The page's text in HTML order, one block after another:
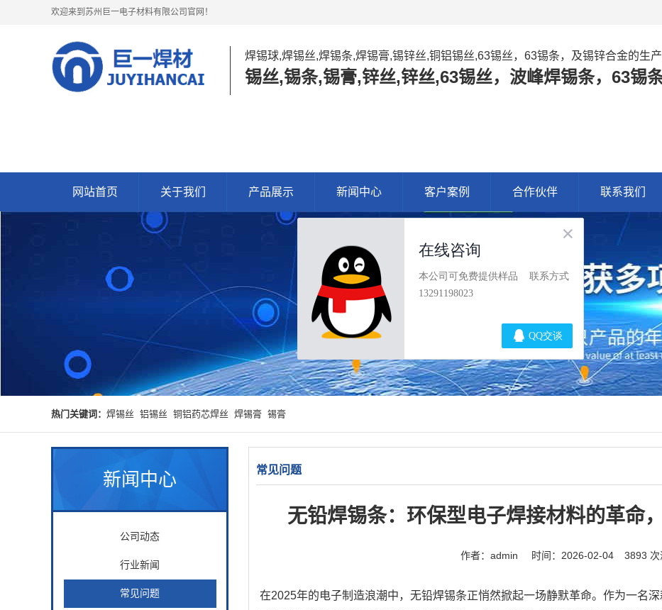
欢迎来到苏州巨一电子材料有限公司官网！
焊锡球,焊锡丝,焊锡条,焊锡膏,锡锌丝,铜铝锡丝,63锡丝，63锡条，及锡锌合金的生
锡丝,锡条,锡膏,锌丝,锌丝,63锡丝，波峰焊锡条，63锡
网站首页 关于我们 产品展示 新闻中心 客户案例 合作伙伴 联系我们
热门关键词： 焊锡丝 铝锡丝 铜铝药芯焊丝 焊锡膏 锡膏
新闻中心
公司动态
行业新闻
常见问题
常见问题
无铅焊锡条：环保型电子焊接材料的革命
作者：admin 时间：2026-02-04 3893 次
在2025年的电子制造浪潮中，无铅焊锡条正悄然掀起一场静默革命。作为一名